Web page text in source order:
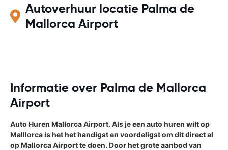
Autoverhuur locatie Palma de
Mallorca Airport
Informatie over Palma de Mallorca
Airport
Auto Huren Mallorca Airport. Als je een auto huren wilt op
Malllorca is het het handigst en voordeligst om dit direct al
op Mallorca Airport te doen. Door het grote aanbod van